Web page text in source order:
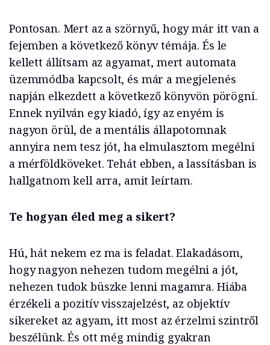
Pontosan. Mert az a szörnyű, hogy már itt van a
fejemben a következő könyv témája. És le
kellett állítsam az agyamat, mert automata
üzemmódba kapcsolt, és már a megjelenés
napján elkezdett a következő könyvön pörögni.
Ennek nyilván egy kiadó, így az enyém is
nagyon örül, de a mentális állapotomnak
annyira nem tesz jót, ha elmulasztom megélni
a mérföldköveket. Tehát ebben, a lassításban is
hallgatnom kell arra, amit leírtam.
Te hogyan éled meg a sikert?
Hú, hát nekem ez ma is feladat. Elakadásom,
hogy nagyon nehezen tudom megélni a jót,
nehezen tudok büszke lenni magamra. Hiába
érzékeli a pozitív visszajelzést, az objektív
sikereket az agyam, itt most az érzelmi szintről
beszélünk. És ott még mindig gyakran